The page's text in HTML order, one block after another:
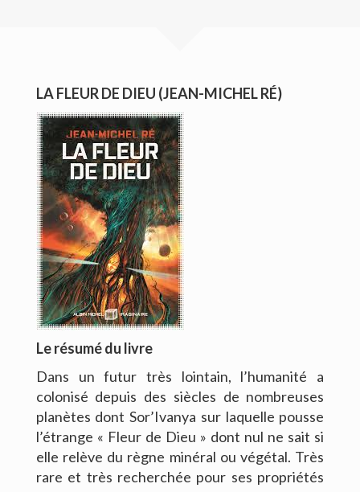
MES CRITIQUES
ACTUALITÉS
CONTACT
Copyright © 2016. Bernard Viallet. Tous droits réservés.
LA FLEUR DE DIEU (JEAN-MICHEL RÉ)
Le résumé du livre
Dans un futur très lointain, l’humanité a
colonisé depuis des siècles de nombreuses
planètes dont Sor’Ivanya sur laquelle pousse
l’étrange « Fleur de Dieu » dont nul ne sait si
elle relève du règne minéral ou végétal. Très
rare et très recherchée pour ses propriétés